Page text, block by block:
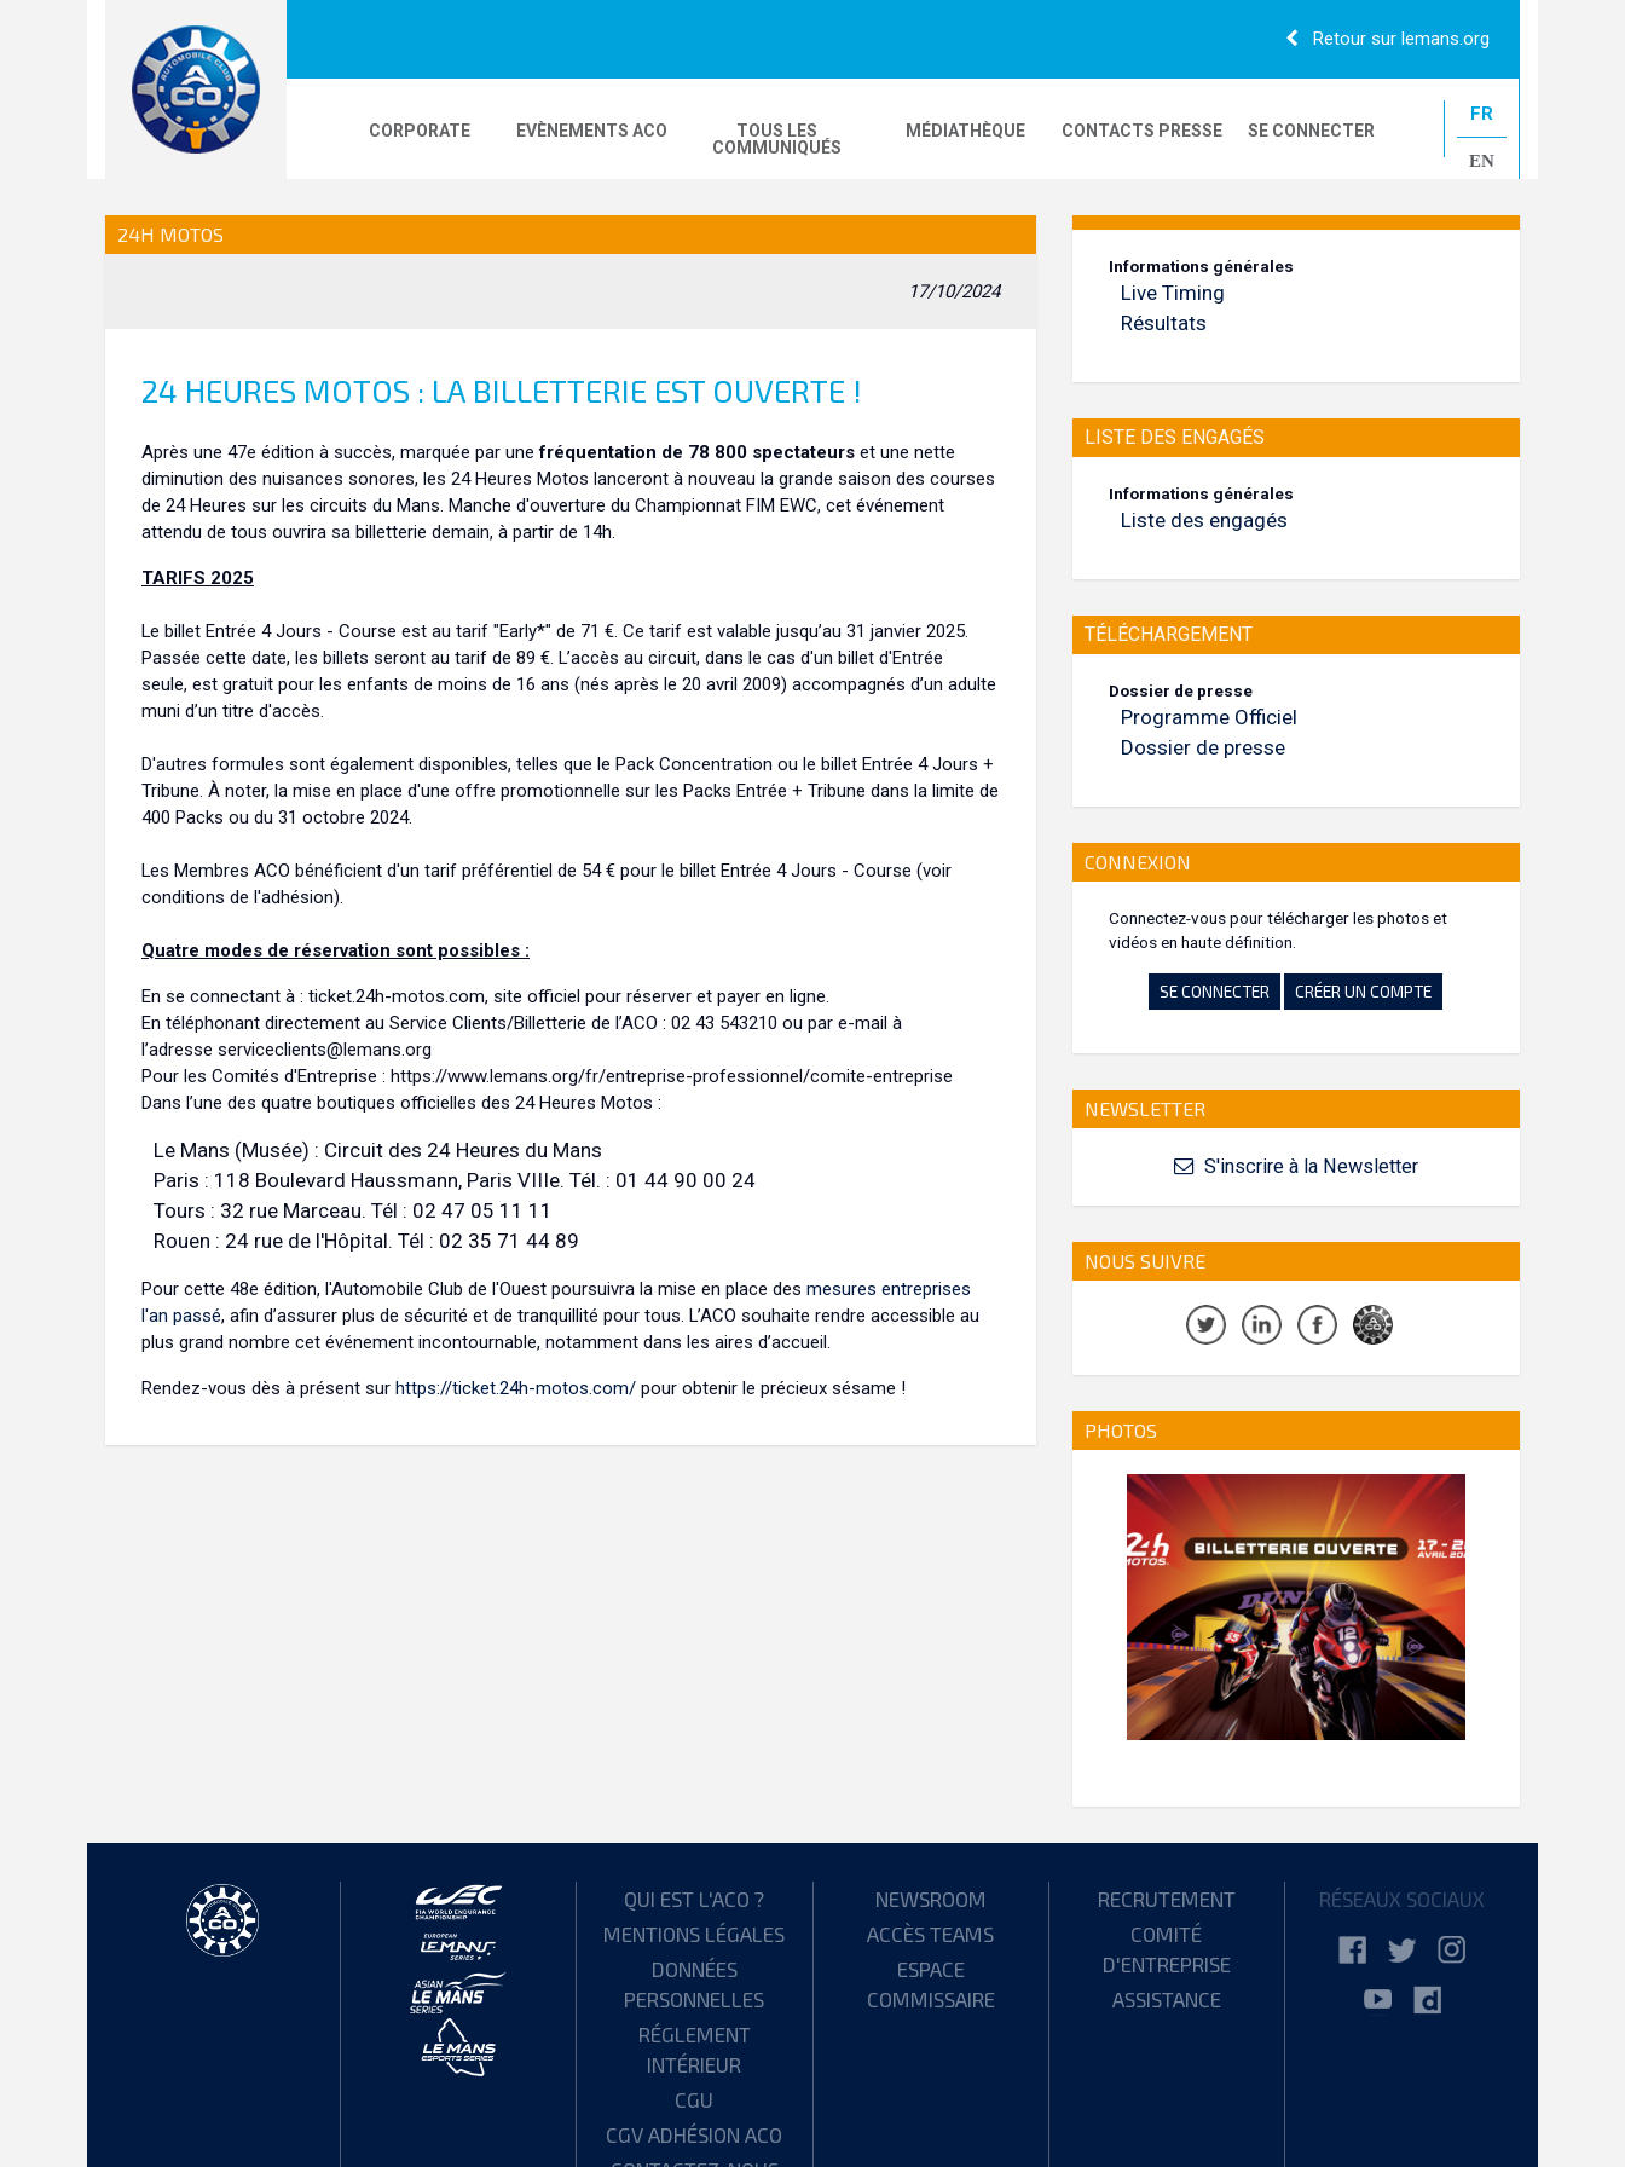
Retour sur lemans.org
CORPORATE EVÈNEMENTS ACO
24H LE MANS 24H CAMIONS
TOUS LES
COMMUNIQUÉS
MÉDIATHÈQUE
LOGOS
CONTACTS PRESSE SE CONNECTER
FR
EN
24H MOTOS
17/10/2024
24 HEURES MOTOS : LA BILLETTERIE EST OUVERTE !
Après une 47e édition à succès, marquée par unefréquentation de 78 800 spectateurs et une nette
diminution des nuisances sonores, les 24 Heures Motos lanceront à nouveau la grande saison des courses
de 24 Heures sur les circuits du Mans. Manche d'ouverture du Championnat FIM EWC, cet événement
attendu de tous ouvrira sa billetterie demain, à partir de 14h.
TARIFS 2025
Le billet Entrée 4 Jours - Course est au tarif "Early*" de 71 €. Ce tarif est valable jusqu’au 31 janvier 2025.
Passée cette date, les billets seront au tarif de 89 €. L’accès au circuit, dans le cas d'un billet d'Entrée
seule, est gratuit pour les enfants de moins de 16 ans (nés après le 20 avril 2009) accompagnés d’un adulte
muni d’un titre d'accès.
D'autres formules sont également disponibles, telles que le Pack Concentration ou le billet Entrée 4 Jours +
Tribune. À noter, la mise en place d'une offre promotionnelle sur les Packs Entrée + Tribune dans la limite de
400 Packs ou du 31 octobre 2024.
Les Membres ACO bénéficient d'un tarif préférentiel de 54 € pour le billet Entrée 4 Jours - Course (voir
conditions de l'adhésion).
Quatre modes de réservation sont possibles :
En se connectant à : ticket.24h-motos.com, site officiel pour réserver et payer en ligne.
En téléphonant directement au Service Clients/Billetterie de l’ACO : 02 43 543210 ou par e-mail à
l’adresse serviceclients@lemans.org
Pour les Comités d'Entreprise : https://www.lemans.org/fr/entreprise-professionnel/comite-entreprise
Dans l’une des quatre boutiques officielles des 24 Heures Motos :
Le Mans (Musée) : Circuit des 24 Heures du Mans
Paris : 118 Boulevard Haussmann, Paris VIIIe. Tél. : 01 44 90 00 24
Tours : 32 rue Marceau. Tél : 02 47 05 11 11
Rouen : 24 rue de l'Hôpital. Tél : 02 35 71 44 89
Pour cette 48e édition, l'Automobile Club de l'Ouest poursuivra la mise en place des mesures entreprises
l'an passé, afin d’assurer plus de sécurité et de tranquillité pour tous. L’ACO souhaite rendre accessible au
plus grand nombre cet événement incontournable, notamment dans les aires d’accueil.
Rendez-vous dès à présent sur https://ticket.24h-motos.com/ pour obtenir le précieux sésame !
Informations générales
Live Timing
Résultats
LISTE DES ENGAGÉS
Informations générales
Liste des engagés
TÉLÉCHARGEMENT
Dossier de presse
Programme Officiel
Dossier de presse
CONNEXION
Connectez-vous pour télécharger les photos et
vidéos en haute définition.
SE CONNECTER CRÉER UN COMPTE
NEWSLETTER
S'inscrire à la Newsletter
NOUS SUIVRE
PHOTOS
QUI EST L'ACO ?
MENTIONS LÉGALES
DONNÉES
PERSONNELLES
RÉGLEMENT
INTÉRIEUR
CGU
CGV ADHÉSION ACO
NEWSROOM
ACCÈS TEAMS
ESPACE
COMMISSAIRE
RECRUTEMENT
COMITÉ
D'ENTREPRISE
ASSISTANCE
RÉSEAUX SOCIAUX